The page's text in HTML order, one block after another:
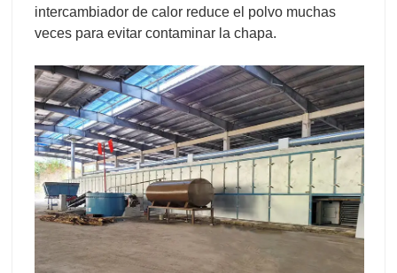
intercambiador de calor reduce el polvo muchas
veces para evitar contaminar la chapa.